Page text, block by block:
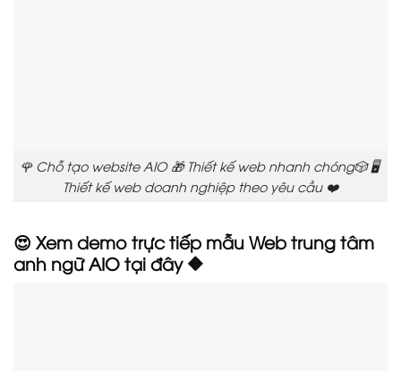
🌹 Chỗ tạo website AIO 🎁 Thiết kế web nhanh chóng🎲 🖥️
Thiết kế web doanh nghiệp theo yêu cầu ❤️
😍 Xem demo trực tiếp mẫu Web trung tâm
anh ngữ AIO tại đây 🔶